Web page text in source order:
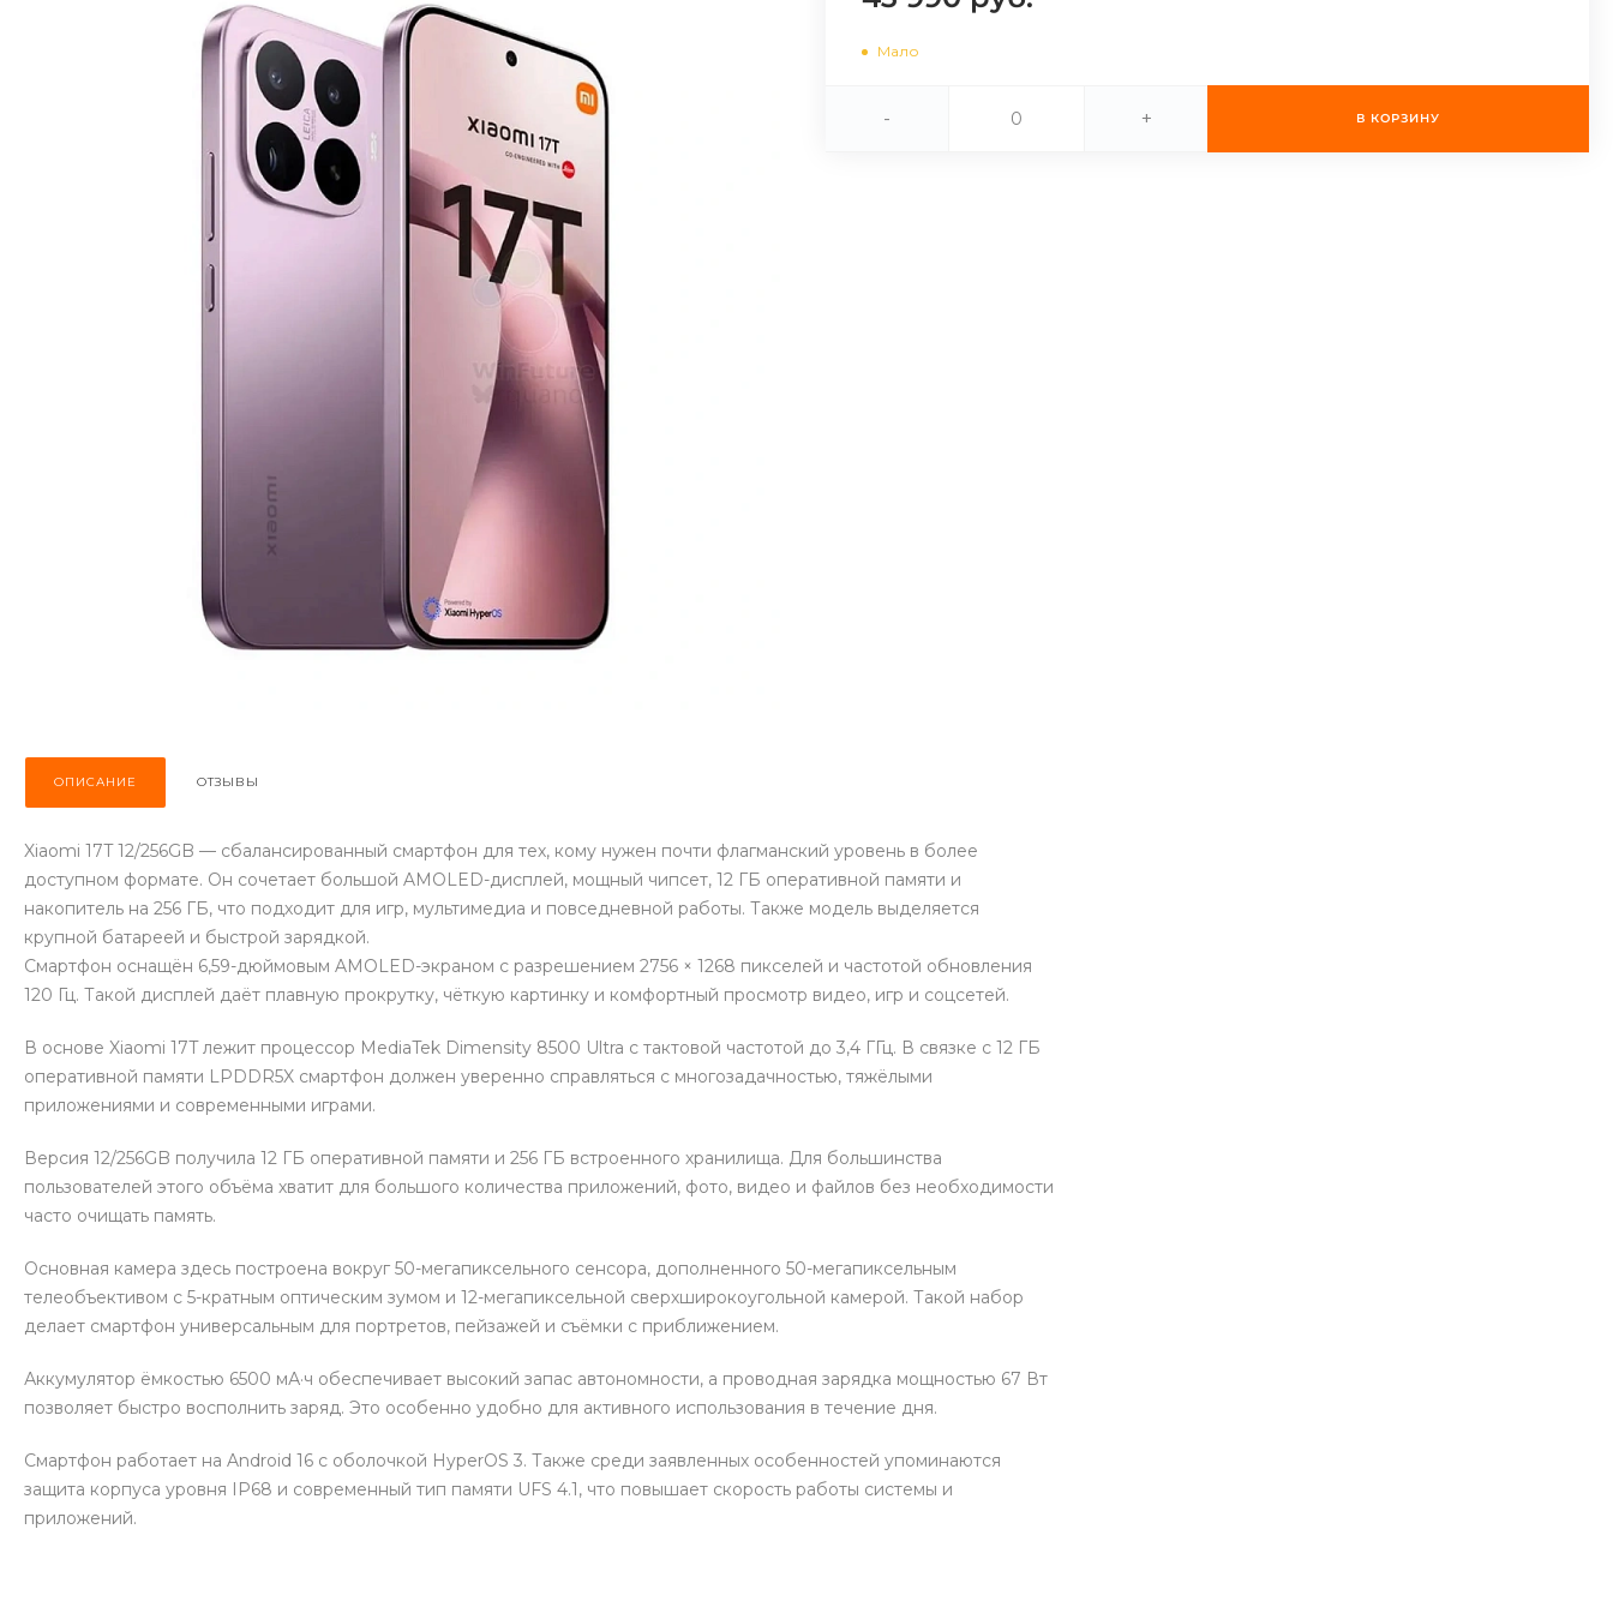
Сегодня
25%
Оплачивайте сегодня только
25
Получайте товар
Оставшиеся
раз в 2
недели
Остались вопросы?
8 800 302-02-51
plait.ru
Мало
- + В КОРЗИНУ
ОПИСАНИЕ ОТЗЫВЫ
Xiaomi 17T 12/256GB — сбалансированный смартфон для тех, кому нужен почти флагманский уровень в более
доступном формате. Он сочетает большой AMOLED-дисплей, мощный чипсет, 12 ГБ оперативной памяти и
накопитель на 256 ГБ, что подходит для игр, мультимедиа и повседневной работы. Также модель выделяется
крупной батареей и быстрой зарядкой.
Смартфон оснащён 6,59-дюймовым AMOLED-экраном с разрешением 2756 × 1268 пикселей и частотой обновления
120 Гц. Такой дисплей даёт плавную прокрутку, чёткую картинку и комфортный просмотр видео, игр и соцсетей.
В основе Xiaomi 17T лежит процессор MediaTek Dimensity 8500 Ultra с тактовой частотой до 3,4 ГГц. В связке с 12 ГБ
оперативной памяти LPDDR5X смартфон должен уверенно справляться с многозадачностью, тяжёлыми
приложениями и современными играми.
Версия 12/256GB получила 12 ГБ оперативной памяти и 256 ГБ встроенного хранилища. Для большинства
пользователей этого объёма хватит для большого количества приложений, фото, видео и файлов без необходимости
часто очищать память.
Основная камера здесь построена вокруг 50-мегапиксельного сенсора, дополненного 50-мегапиксельным
телеобъективом с 5-кратным оптическим зумом и 12-мегапиксельной сверхширокоугольной камерой. Такой набор
делает смартфон универсальным для портретов, пейзажей и съёмки с приближением.
Аккумулятор ёмкостью 6500 мА·ч обеспечивает высокий запас автономности, а проводная зарядка мощностью 67 Вт
позволяет быстро восполнить заряд. Это особенно удобно для активного использования в течение дня.
Смартфон работает на Android 16 с оболочкой HyperOS 3. Также среди заявленных особенностей упоминаются
защита корпуса уровня IP68 и современный тип памяти UFS 4.1, что повышает скорость работы системы и
приложений.